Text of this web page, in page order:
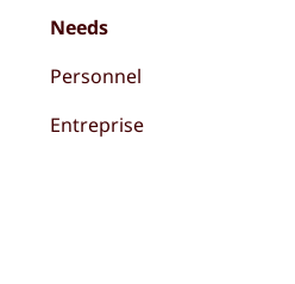
Needs
Personnel
Entreprise